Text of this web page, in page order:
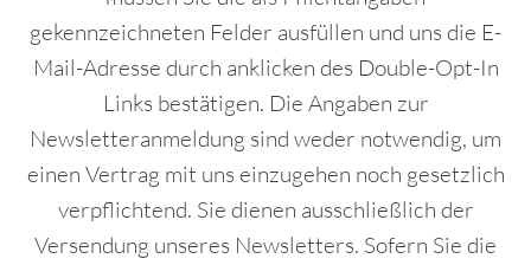
gekennzeichneten Felder ausfüllen und uns die E-
Mail-Adresse durch anklicken des Double-Opt-In
Links bestätigen. Die Angaben zur
Newsletteranmeldung sind weder notwendig, um
einen Vertrag mit uns einzugehen noch gesetzlich
verpflichtend. Sie dienen ausschließlich der
Versendung unseres Newsletters. Sofern Sie die